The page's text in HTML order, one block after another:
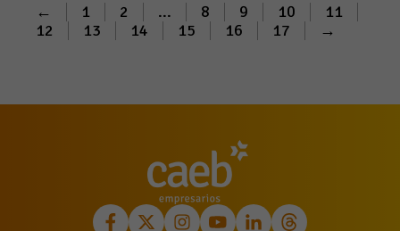
← 1 2 ... 8 9 10
11
12
13 14 15 16 17 →